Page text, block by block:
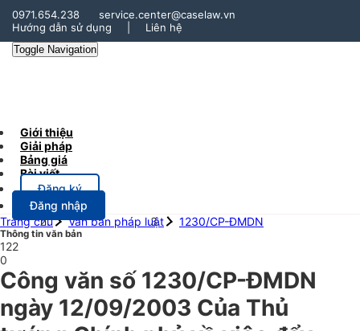
0971.654.238
service.center@caselaw.vn
Hướng dẫn sử dụng
Liên hệ
Toggle Navigation
Giới thiệu
Giải pháp
Bảng giá
Bài viết
Đăng ký
Đăng nhập
Trang chủ
Văn bản pháp luật 1230/CP-ĐMDN
Thông tin văn bản
122
0
Công văn số 1230/CP-ĐMDN
ngày 12/09/2003 Của Thủ